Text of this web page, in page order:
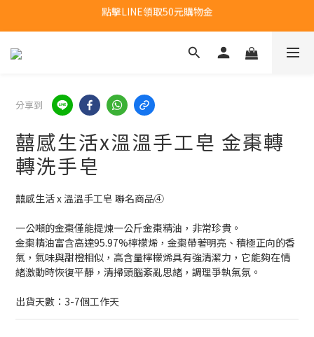
新會員首購福利：超取免運費乙次
點擊LINE領取50元購物金
新會員首購福利：超取免運費乙次
分享到
囍感生活x溫溫手工皂 金棗轉
轉洗手皂
囍感生活 x 溫溫手工皂 聯名商品④
一公噸的金棗僅能提煉一公斤金棗精油，非常珍貴。
金棗精油富含高達95.97%檸檬烯，金棗帶著明亮、積極正向的香
氣，氣味與甜橙相似，高含量檸檬烯具有強清潔力，它能夠在情
緒激動時恢復平靜，清掃頭腦紊亂思緒，調理爭執氣氛。
出貨天數：3-7個工作天